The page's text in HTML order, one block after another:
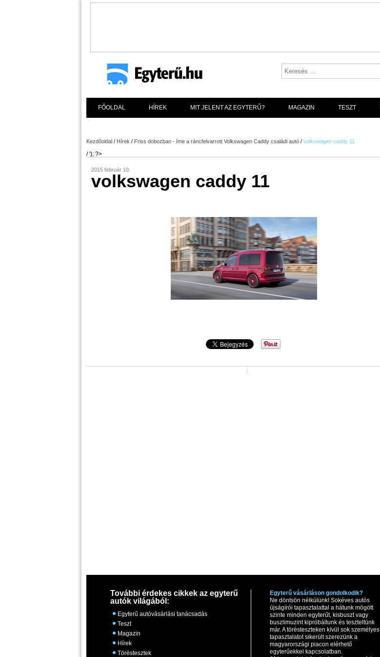
FŐOLDAL HÍREK MIT JELENT AZ EGYTERŰ? MAGAZIN TESZT
Kezdőoldal / Hírek / Friss dobozban - íme a ráncfelvarrott Volkswagen Caddy családi autó / volkswagen caddy 11
/ '); ?>
2015 február 10.
volkswagen caddy 11
További érdekes cikkek az egyterű
autók világából:
Egyterű autóvásárlási tanácsadás
Teszt
Magazin
Hírek
Töréstesztek
Egyterű vásárláson gondolkodik?
Ne döntsön nélkülünk! Sokéves autós
újságírói tapasztalattal a hátunk mögött
szinte minden egyterűt, kisbuszt vagy
buszlimuzint kipróbáltunk és teszteltünk
már. A törésteszteken kívül sok személyes
tapasztalatot sikerült szerezünk a
magyarországi piacon elérhető
egyterűekkel kapcsolatban.